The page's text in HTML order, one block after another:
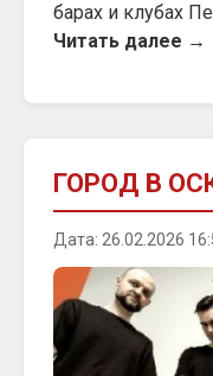
барах и клубах
Читать далее →
ГОРОД В
Дата: 26.02.2026